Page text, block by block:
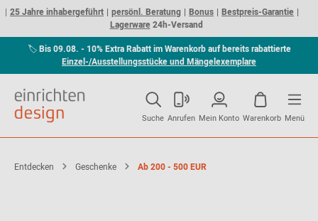
25 Jahre inhabergeführt persönl. Beratung Bonus
Bestpreis-Garantie
Lagerware24h-Versand
🏷Bis 09.08. - 10% Extra Rabatt im Warenkorb auf bereits rabattierte
Einzel-/Ausstellungsstücke und Mängelexemplare
Suche Anrufen Mein Konto Warenkorb Menü
Entdecken Geschenke Ab 200 - 500 EUR